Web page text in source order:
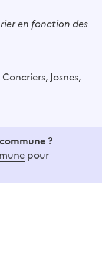
en fonction des
Concriers, Josnes,
?
pour